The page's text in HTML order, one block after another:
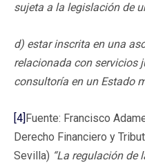
sujeta a la legislación de
d) estar inscrita en una
relacionada con servicios
consultoría en un Estado
[4] Fuente: Francisco
Derecho Financiero y
Sevilla) “La regulación de